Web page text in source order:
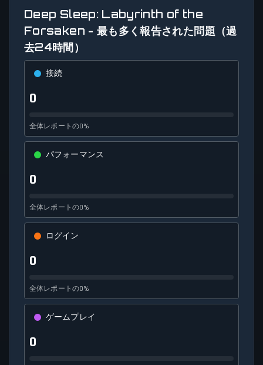
Deep Sleep: Labyrinth of the
Forsaken - 最も多く報告された問題（過
去24時間）
接続
0
全体レポートの0%
パフォーマンス
0
全体レポートの0%
ログイン
0
全体レポートの0%
ゲームプレイ
0